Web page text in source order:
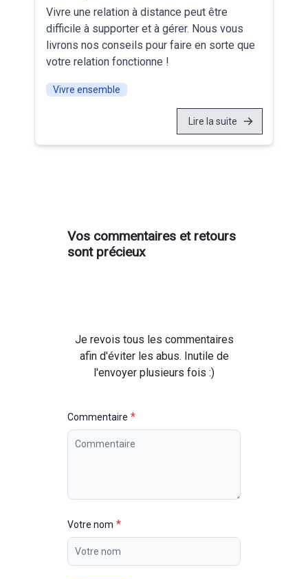
Vivre une relation à distance peut être
difficile à supporter et à gérer. Nous vous
livrons nos conseils pour faire en sorte que
votre relation fonctionne !
Vivre ensemble
Lire la suite
Vos commentaires et retours
sont précieux
Je revois tous les commentaires
afin d'éviter les abus. Inutile de
l'envoyer plusieurs fois :)
Commentaire *
Votre nom *